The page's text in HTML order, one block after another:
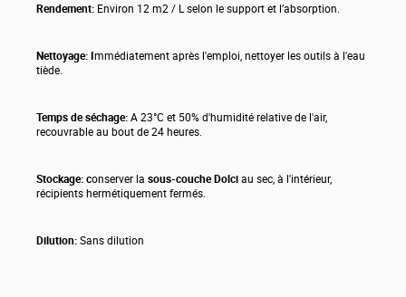
Rendement: Environ 12 m2 / L selon le support et l’absorption.
Nettoyage:Immédiatement après l'emploi, nettoyer les outils à l'eau
tiède.
Temps de séchage:A 23°C et 50% d'humidité relative de l'air,
recouvrable au bout de 24 heures.
Stockage: conserver la sous-couche Dolciau sec, à l'intérieur,
récipients hermétiquement fermés.
Dilution:Sans dilution